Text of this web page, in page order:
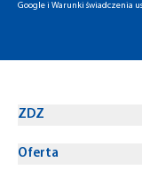
Googlei Warunki świadczenia
ZDZ
Oferta